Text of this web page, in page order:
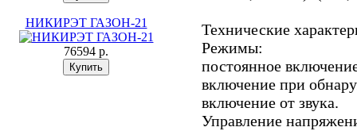
НИКИРЭТ ГАЗОН-21
76594 p.
Технические
Режимы:
постоянное
включение при
включение от звука.
Управление